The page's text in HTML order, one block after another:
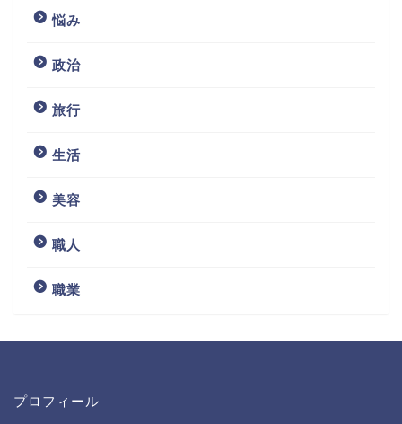
悩み
政治
旅行
生活
美容
職人
職業
プロフィール